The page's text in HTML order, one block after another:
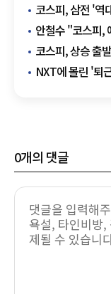
코스피, 삼전 '역
서킷브레이커 발
안철수 "코스피,
삼전닉스 ETF
코스피, 상승 출
위크' 기대감
NXT에 몰린 '퇴
0개의 댓글